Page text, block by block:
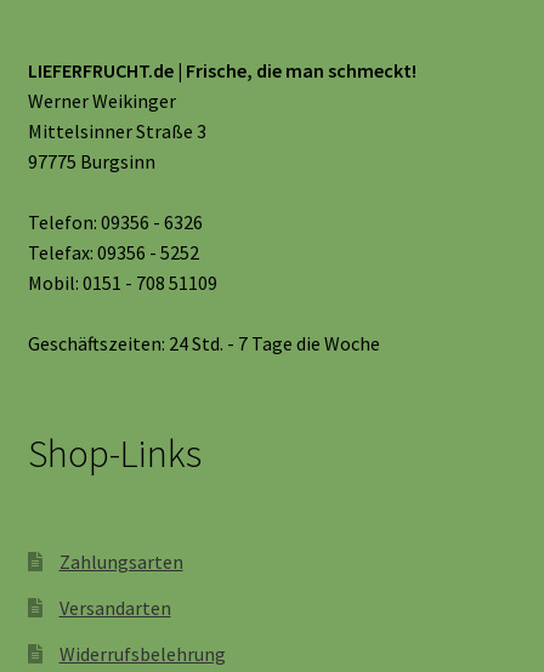
LIEFERFRUCHT.de | Frische, die man schmeckt!
Werner Weikinger
Mittelsinner Straße 3
97775 Burgsinn
Telefon: 09356 - 6326
Telefax: 09356 - 5252
Mobil: 0151 - 708 51109
Geschäftszeiten: 24 Std. - 7 Tage die Woche
Shop-Links
Zahlungsarten
Versandarten
Widerrufsbelehrung